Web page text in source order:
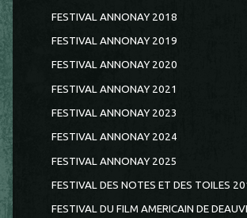
FESTIVAL ANNONAY 2018
FESTIVAL ANNONAY 2019
FESTIVAL ANNONAY 2020
FESTIVAL ANNONAY 2021
FESTIVAL ANNONAY 2023
FESTIVAL ANNONAY 2024
FESTIVAL ANNONAY 2025
FESTIVAL DES NOTES ET DES TOILES
FESTIVAL DU FILM AMERICAIN DE